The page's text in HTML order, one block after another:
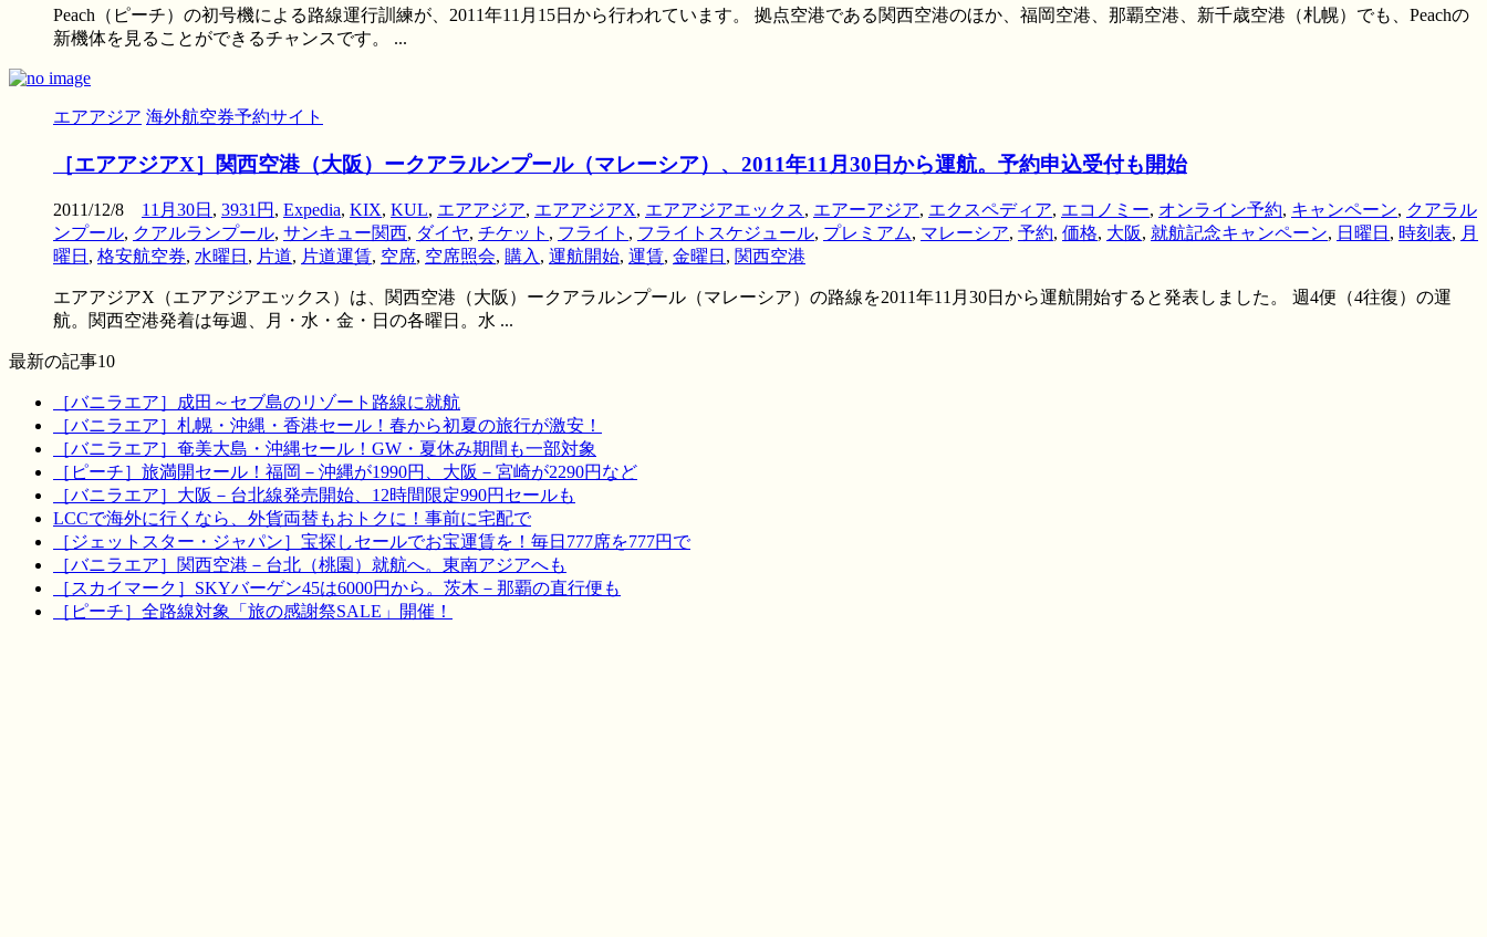
Peach（ピーチ）の初号機による路線運行訓練が、2011年11月15日から行われています。 拠点空港である関西空港のほか、福岡空港、那覇空港、新千歳空港（札幌）でも、Peachの
新機体を見ることができるチャンスです。 ...
エアアジア 海外航空券予約サイト
［エアアジアX］関西空港（大阪）ークアラルンプール（マレーシア）、2011年11月30日から運航。予約申込受付も開始
2011/12/8 11月30日 , 3931円 , Expedia, KIX, KUL, エアアジア, エアアジアX, エアアジアエックス, エアーアジア, エクスペディア, エコノミー, オンライン予約, キャンペーン, クアラル
ンプール, クアルランプール, サンキュー関西, ダイヤ, チケット , フライト , フライトスケジュール, プレミアム, マレーシア, 予約, 価格, 大阪, 就航記念キャンペーン, 日曜日 , 時刻表, 月
曜日 , 格安航空券, 水曜日 , 片道, 片道運賃, 空席, 空席照会, 購入 , 運航開始, 運賃, 金曜日 , 関西空港
エアアジアX（エアアジアエックス）は、関西空港（大阪）ークアラルンプール（マレーシア）の路線を2011年11月30日から運航開始すると発表しました。 週4便（4往復）の運
航。関西空港発着は毎週、月・水・金・日の各曜日。水 ...
最新の記事10
［バニラエア］成田～セブ島のリゾート路線に就航
［バニラエア］札幌・沖縄・香港セール！春から初夏の旅行が激安！
［バニラエア］奄美大島・沖縄セール！GW・夏休み期間も一部対象
［ピーチ］旅満開セール！福岡－沖縄が1990円、大阪－宮崎が2290円など
［バニラエア］大阪－台北線発売開始、12時間限定990円セールも
LCCで海外に行くなら、外貨両替もおトクに！事前に宅配で
［ジェットスター・ジャパン］宝探しセールでお宝運賃を！毎日777席を777円で
［バニラエア］関西空港－台北（桃園）就航へ。東南アジアへも
［スカイマーク］SKYバーゲン45は6000円から。茨木－那覇の直行便も
［ピーチ］全路線対象「旅の感謝祭SALE」開催！